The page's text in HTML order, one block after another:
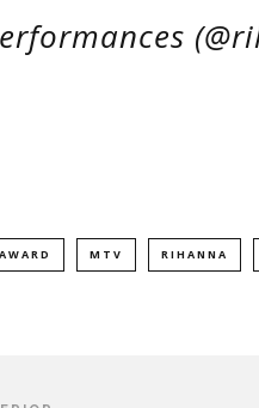
MTV RIHANNA
JOAQUINA